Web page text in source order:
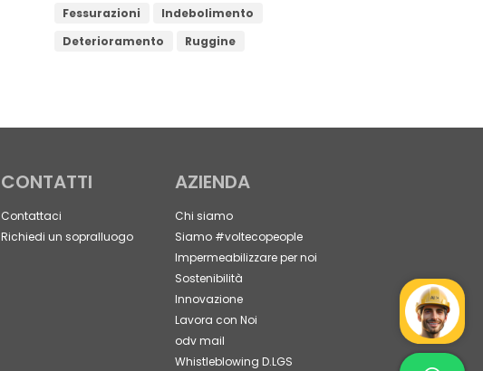
Fessurazioni
Indebolimento
Deterioramento
Ruggine
CONTATTI
Contattaci
Richiedi un sopralluogo
AZIENDA
Chi siamo
Siamo #voltecopeople
Impermeabilizzare per noi
Sostenibilità
Innovazione
Lavora con Noi
odv mail
Whistleblowing D.LGS
Mr